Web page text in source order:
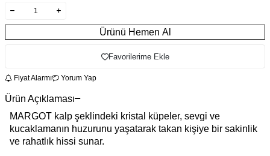
Ürünü Hemen Al
Favorilerime Ekle
Fiyat Alarmı Yorum Yap
Ürün Açıklaması
MARGOT kalp şeklindeki kristal küpeler, sevgi ve
kucaklamanın huzurunu yaşatarak takan kişiye bir sakinlik
ve rahatlık hissi sunar.